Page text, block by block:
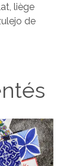
liège
de